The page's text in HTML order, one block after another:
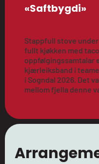
«Saftbygdi»
Stappfull stove
fullt kjøkken med
oppfølgingssamtalar
kjærleiksband i
i Sogndal 2026. Det
mellom fjella denne